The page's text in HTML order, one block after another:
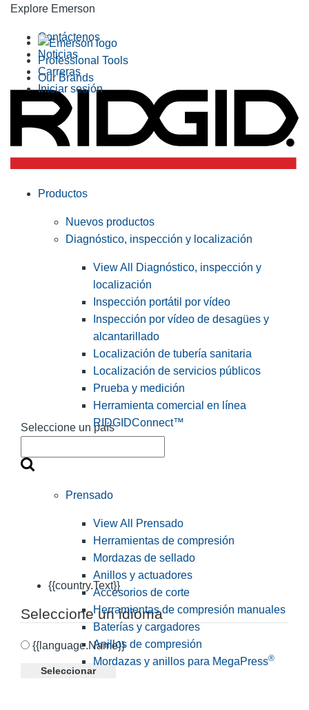
Explore Emerson
Professional Tools
Our Brands
Contáctenos
Noticias
Carreras
Iniciar sesión
Seleccione un país
{{country.Text}}
Seleccione un idioma
{{language.Name}}
Seleccionar
Productos
Nuevos productos
Diagnóstico, inspección y localización
View All Diagnóstico, inspección y
localización
Inspección portátil por vídeo
Inspección por vídeo de desagües y
alcantarillado
Localización de tubería sanitaria
Localización de servicios públicos
Prueba y medición
Herramienta comercial en línea
RIDGIDConnect™
Prensado
View All Prensado
Herramientas de compresión
Mordazas de sellado
Anillos y actuadores
Accesorios de corte
Herramientas de compresión manuales
Baterías y cargadores
Anillos de compresión
Mordazas y anillos para MegaPress®